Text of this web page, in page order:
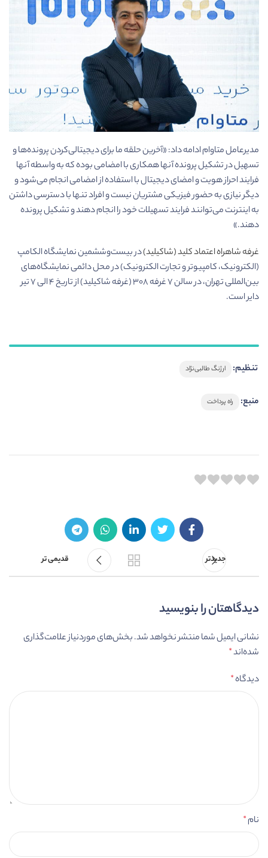
مدیرعامل متاوام ادامه داد: «آخرین حلقه ما برای دیجیتالی‌کردن پرونده‌ها و
تسهیل در تشکیل پرونده آنها همکاری با امضامی بوده که به واسطه آنها
فرایند احراز هویت و امضای دیجیتال با استفاده از امضامی انجام می‌شود و
دیگر نیازی به حضور فیزیکی مشتریان نیست و افراد تنها با دسترسی داشتن
به اینترنت می‌توانند فرایند تسهیلات خود را انجام دهند و تشکیل پرونده
دهند.»
غرفه شاهراه اعتماد کلید (شاکیلید)در بیست‌وششمین نمایشگاه الکامپ
(الکترونیک، کامپیوتر و تجارت الکترونیک) در محل دائمی نمایشگاه‌های
بین‌المللی تهران، در سالن ۷ غرفه ۳۰۸ (غرفه شاکیلید) از تاریخ ۴ الی ۷ تیر
دایر است.
تنظیم: ارژنگ طالبی‌نژاد
منبع: راه پرداخت
جدیدتر قدیمی تر
دیدگاهتان را بنویسید
نشانی ایمیل شما منتشر نخواهد شد.بخش‌های موردنیاز علامت‌گذاری
شده‌اند*
دیدگاه*
نام*